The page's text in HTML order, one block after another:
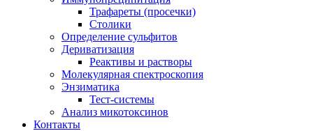
Трафареты (просечки)
Столики
Определение сульфитов
Дериватизация
Реактивы и растворы
Молекулярная спектроскопия
Энзиматика
Тест-системы
Анализ микотоксинов
Контакты